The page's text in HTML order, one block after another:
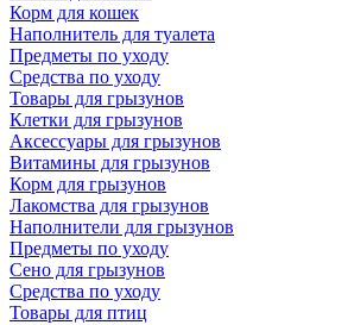
Корм для кошек
Наполнитель для туалета
Предметы по уходу
Средства по уходу
Товары для грызунов
Клетки для грызунов
Аксессуары для грызунов
Витамины для грызунов
Корм для грызунов
Лакомства для грызунов
Наполнители для грызунов
Предметы по уходу
Сено для грызунов
Средства по уходу
Товары для птиц